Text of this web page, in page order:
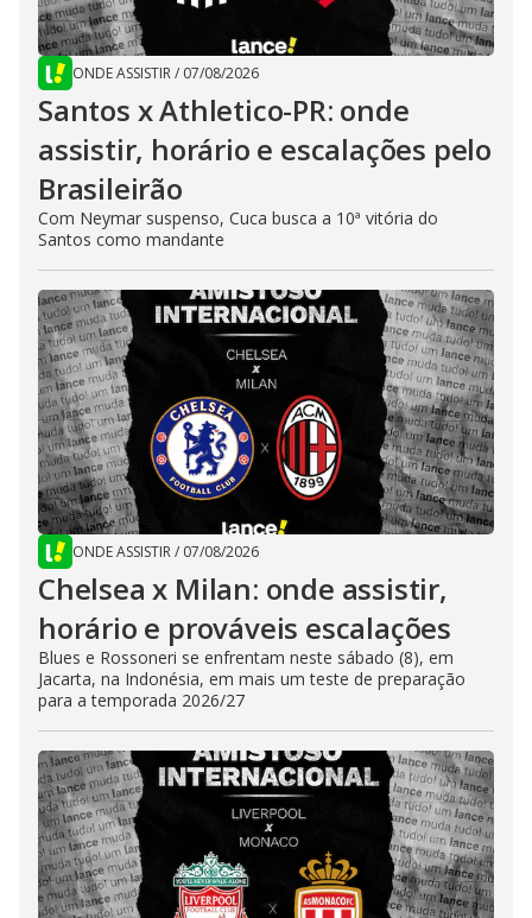
ONDE ASSISTIR/ 07/08/2026
Santos x Athletico-PR: onde
assistir, horário e escalações pelo
Brasileirão
Com Neymar suspenso, Cuca busca a 10ª vitória do
Santos como mandante
ONDE ASSISTIR/ 07/08/2026
Chelsea x Milan: onde assistir,
horário e prováveis escalações
Blues e Rossoneri se enfrentam neste sábado (8), em
Jacarta, na Indonésia, em mais um teste de preparação
para a temporada 2026/27